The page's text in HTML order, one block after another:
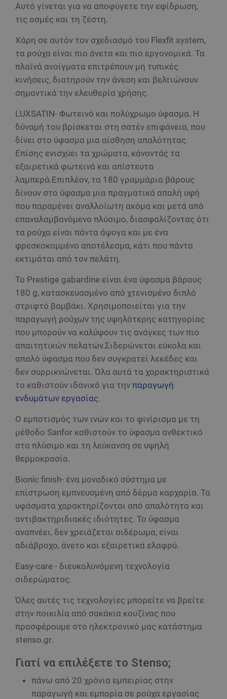
Αυτό γίνεται για να αποφύγετε την εφίδρωση,
τις οσμές και τη ζέστη.
Χάρη σε αυτόν τον σχεδιασμό του Flexfit system,
τα ρούχα είναι πιο άνετα και πιο εργονομικά. Τα
πλαϊνά ανοίγματα επιτρέπουν μη τυπικές
κινήσεις, διατηρούν την άνεση και βελτιώνουν
σημαντικά την ελευθερία χρήσης.
LUXSATIN- Φωτεινό και πολύχρωμο ύφασμα. Η
δύναμή του βρίσκεται στη σατέν επιφάνεια, που
δίνει στο ύφασμα μια αίσθηση απαλότητας.
Επίσης ενισχύει τα χρώματα, κάνοντάς τα
εξαιρετικά φωτεινά και απίστευτα
λαμπερά.Επιπλέον, τα 180 γραμμάρια βάρους
δίνουν στο ύφασμα μια πραγματικά απαλή υφή
που παραμένει αναλλοίωτη ακόμα και μετά από
επαναλαμβανόμενο πλύσιμο, διασφαλίζοντας ότι
τα ρούχα είναι πάντα άψογα και με ένα
φρεσκοκομμένο αποτέλεσμα, κάτι που πάντα
εκτιμάται από τον πελάτη.
Το Prestige gabardine είναι ένα ύφασμα βάρους
180 g, κατασκευασμένο από χτενισμένο διπλό
στριφτό βαμβάκι. Χρησιμοποιείται για την
παραγωγή ρούχων της υψηλότερης κατηγορίας
που μπορούν να καλύψουν τις ανάγκες των πιο
απαιτητικών πελατών.Σιδερώνεται εύκολα και
απαλό ύφασμα που δεν συγκρατεί λεκέδες και
δεν συρρικνώνεται. Όλα αυτά τα χαρακτηριστικά
το καθιστούν ιδανικό για την παραγωγή
ενδυμάτων εργασίας.
Ο εμποτισμός των ινών και το φινίρισμα με τη
μέθοδο Sanfor καθιστούν το ύφασμα ανθεκτικό
στο πλύσιμο και τη λεύκανση σε υψηλή
θερμοκρασία.
Bionic finish- ένα μοναδικό σύστημα με
επίστρωση εμπνευσμένη από δέρμα καρχαρία. Τα
υφάσματα χαρακτηρίζονται από απαλότητα και
αντιβακτηριδιακές ιδιότητες. Το ύφασμα
αναπνέει, δεν χρειάζεται σιδέρωμα, είναι
αδιάβροχο, άνετο και εξαιρετικά ελαφρύ.
Easy-care - διευκολυνόμενη τεχνολογία
σιδερώματος.
Όλες αυτές τις τεχνολογίες μπορείτε να βρείτε
στην ποικιλία από σακάκια κουζίνας που
προσφέρουμε στο ηλεκτρονικό μας κατάστημα
stenso.gr.
Γιατί να επιλέξετε το Stenso;
πάνω από 20 χρόνια εμπειρίας στην
παραγωγή και εμπορία σε ρούχα εργασίας